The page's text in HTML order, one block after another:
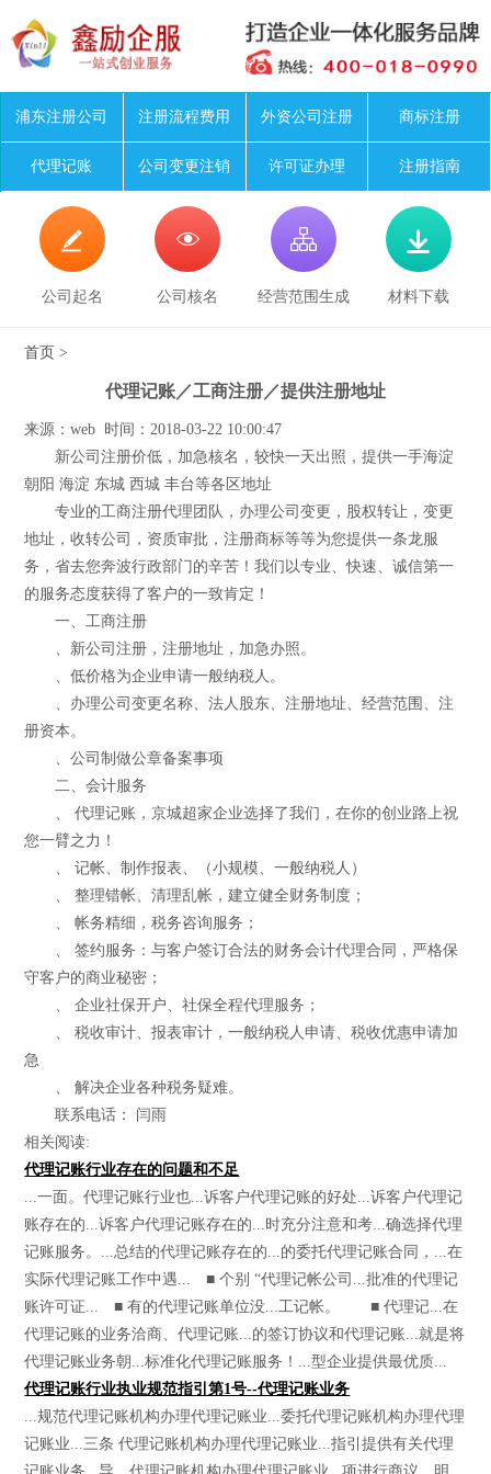
浦东注册公司 注册流程费用 外资公司注册 商标注册
代理记账 公司变更注销 许可证办理 注册指南

公司起名

公司核名

经营范围生成

材料下载
首页 >
代理记账／工商注册／提供注册地址
来源：web 时间：2018-03-22 10:00:47
新公司注册价低，加急核名，较快一天出照，提供一手海淀
朝阳 海淀 东城 西城 丰台等各区地址
专业的工商注册代理团队，办理公司变更，股权转让，变更
地址，收转公司，资质审批，注册商标等等为您提供一条龙服
务，省去您奔波行政部门的辛苦！我们以专业、快速、诚信第一
的服务态度获得了客户的一致肯定！
一、工商注册
、新公司注册，注册地址，加急办照。
、低价格为企业申请一般纳税人。
、办理公司变更名称、法人股东、注册地址、经营范围、注
册资本。
、公司制做公章备案事项
二、会计服务
、 代理记账，京城超家企业选择了我们，在你的创业路上祝
您一臂之力！
、 记帐、制作报表、（小规模、一般纳税人）
、 整理错帐、清理乱帐，建立健全财务制度；
、 帐务精细，税务咨询服务；
、 签约服务：与客户签订合法的财务会计代理合同，严格保
守客户的商业秘密；
、 企业社保开户、社保全程代理服务；
、 税收审计、报表审计，一般纳税人申请、税收优惠申请加
急
、 解决企业各种税务疑难。
联系电话： 闫雨
相关阅读:
代理记账行业存在的问题和不足
...一面。代理记账行业也...诉客户代理记账的好处...诉客户代理记
账存在的...诉客户代理记账存在的...时充分注意和考...确选择代理
记账服务。...总结的代理记账存在的...的委托代理记账合同，...在
实际代理记账工作中遇... ■ 个别 “代理记帐公司...批准的代理记
账许可证... ■ 有的代理记账单位没...工记帐。 ■ 代理记...在
代理记账的业务洽商、代理记账...的签订协议和代理记账...就是将
代理记账业务朝...标准化代理记账服务！...型企业提供最优质...
代理记账行业执业规范指引第1号--代理记账业务
...规范代理记账机构办理代理记账业...委托代理记账机构办理代理
记账业...三条 代理记账机构办理代理记账业...指引提供有关代理